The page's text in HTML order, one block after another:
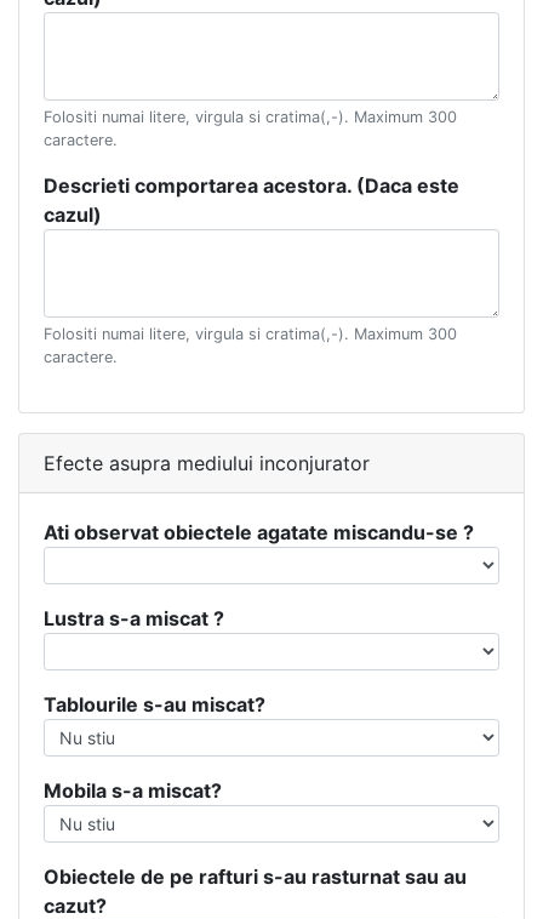
Folositi numai litere, virgula si cratima(,-). Maximum 300
caractere.
Descrieti comportarea acestora. (Daca este
cazul)
Folositi numai litere, virgula si cratima(,-). Maximum 300
caractere.
Efecte asupra mediului inconjurator
Ati observat obiectele agatate miscandu-se ?
Lustra s-a miscat ?
Tablourile s-au miscat?
Mobila s-a miscat?
Obiectele de pe rafturi s-au rasturnat sau au
cazut?